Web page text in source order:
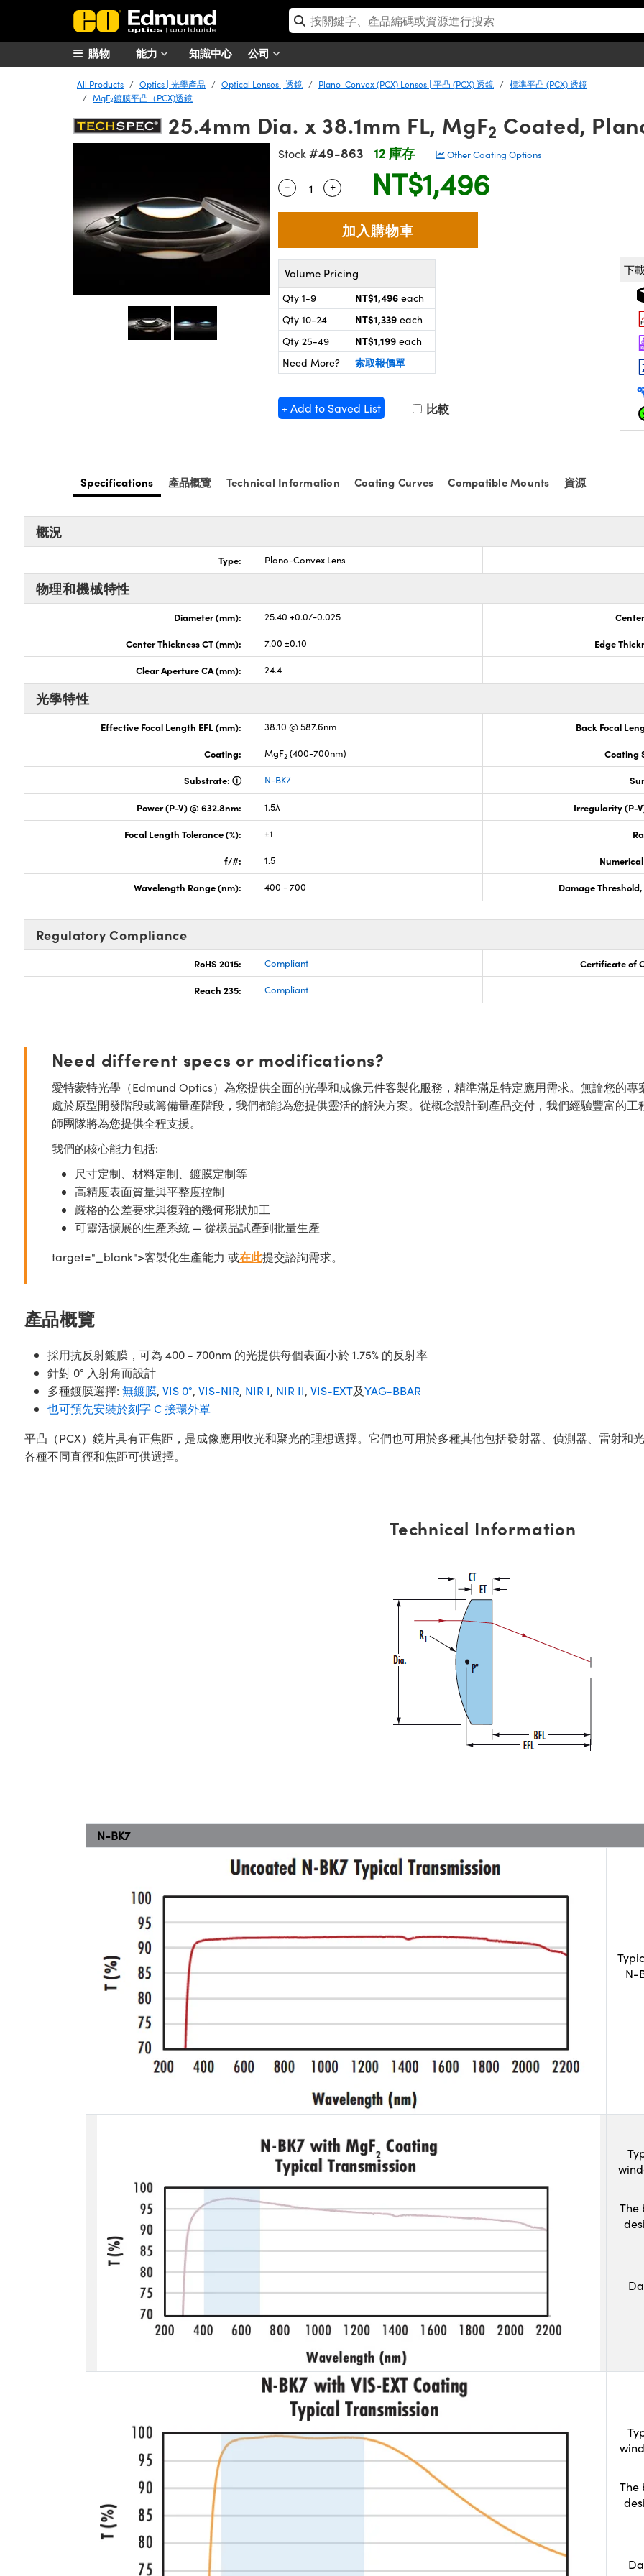
能力 知識中心 公司
購物
All Products Optics | 光學產品 Optical Lenses | 透鏡 Plano-Convex (PCX) Lenses | 平凸 (PCX) 透鏡
標準平凸 (PCX) 透鏡
MgF2鍍膜平凸（PCX)透鏡
25.4mm Dia. x 38.1mm FL, MgF2 Coated,
Stock #49-863 12 庫存 Other Coating Options
Quantity Selector
- Use the plus and minus buttons to adjust the quantity.
+ NT$1,496
Volume Pricing
Qty 1-9 NT$1,496 each
Qty 10-24
NT$1,339 each
Qty 25-49
NT$1,199 each
Need More?
索取報價單
+ Add to Saved List 比較
下
Specifications 產品概覽 Technical Information Coating Curves Compatible Mounts 資源
概況
Type: Plano-Convex Lens
物理和機械特性
Diameter (mm): 25.40 +0.0/-0.025
Center Thickness CT (mm): 7.00 ±0.10 Edge
Clear Aperture CA (mm): 24.4
光學特性
Effective Focal Length EFL (mm): 38.10 @ 587.6nm Back Focal
Coating: MgF2 (400-700nm) Coating
Substrate: N-BK7
Power (P-V) @ 632.8nm: 1.5λ Irregularity (P-
Focal Length Tolerance (%): ±1
f/#: 1.5
Wavelength Range (nm): 400 - 700 Damage
Regulatory Compliance
RoHS 2015: Compliant Certificate of
Reach 235: Compliant
Need different specs or modifications?
愛特蒙特光學（Edmund Optics）為您提供全面的光學和成像元件客製化服務，精準滿足特定應用需求。無論您的專
處於原型開發階段或籌備量產階段，我們都能為您提供靈活的解決方案。從概念設計到產品交付，我們經驗豐富的工
師團隊將為您提供全程支援。
我們的核心能力包括:
尺寸定制、材料定制、鍍膜定制等
高精度表面質量與平整度控制
嚴格的公差要求與復雜的幾何形狀加工
可靈活擴展的生產系統 — 從樣品試產到批量生產
target="_blank">客製化生產能力 或在此提交諮詢需求。
產品概覽
採用抗反射鍍膜，可為 400 - 700nm 的光提供每個表面小於 1.75% 的反射率
針對 0° 入射角而設計
多種鍍膜選擇: 無鍍膜, VIS 0°, VIS-NIR, NIR I, NIR II, VIS-EXT及YAG-BBAR
也可預先安裝於刻字 C 接環外罩
平凸（PCX）鏡片具有正焦距，是成像應用收光和聚光的理想選擇。它們也可用於多種其他包括發射器、偵測器、雷射和
各種不同直徑和焦距可供選擇。
Technical Information
N-BK7
N-
The
The